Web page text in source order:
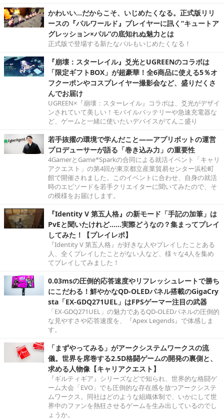
かわいい…だからこそ、いじめたくなる。正式版リリ
ースの『パルワールド』プレイヤーに訊く“キュートア
グレッション×パル”の底知れぬ魅力とは
正式版で登場する新たなパルもいじめたくなる！
『崩壊：スターレイル』爻光とUGREENのコラボは
「限定ギフトBOX」が超豪華！全6商品に使える5％オ
フクーポンやコスプレイヤー撮影会など、盛りだくさ
んでお届け
UGREEN×『崩壊：スターレイル』コラボは、爻光がデザイ
ンされていて美しい！モバイルバッテリーや急速充電器な
ど、ゲームと一緒に使いたいデバイスがてんこ盛り
若手抜擢の環境で学んだこと――アプリボットの運営
プロデューサーが語る「巻き込み力」の重要性
4GamerとGame*Sparkの合同による就活イベント「キャリ
アクエスト」の第4回が東京都立産業貿易センター浜松町
館で開催されました。このイベントに合わせ、自身の就活
時のエピソードを若手クリエイターに聞いてみたので、そ
の模様をお届けします。
『Identity V 第五人格』の新モード「手記の加筆」は
PvEと聞いたけれど……実際どうなの？集まってプレイ
してみた！【プレイレポ】
『Identity V 第五人格』が好きな人やプレイしたことある
人、全くプレイしたことがない人など、様々な4人を集め
てプレイしてみました！
0.03msの圧倒的応答速度やリフレッシュレートで勝ち
にこだわる！鮮やかなQD-OLEDパネル搭載のGigaCry
sta「EX-GDQ271UEL」はFPSゲーマー注目の武器
「EX-GDQ271UEL」の魅力であるQD-OLEDパネルの圧倒的
な見やすさや応答速度を、『Apex Legends』で体感しま
す。
「まずやってみる」がアークシステムワークスの流
儀。世界を席巻する2.5D格闘ゲームの開発の裏側と、
求める人物像【キャリアクエスト】
『ギルティギア』シリーズなどで知られ、世界的な格闘ゲ
ーム大会「EVO」でも圧倒的な存在感を放つアークシステ
ムワークス。同社はどのような組織体制で、いかにして世
界中のファンを熱狂させるゲームを生み出しているのでし
ょうか。